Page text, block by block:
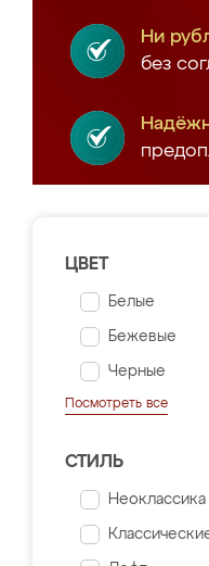
Ни
без
ЦВЕТ
Белые
Бежевые
Черные
Посмотреть все
СТИЛЬ
Неоклассика